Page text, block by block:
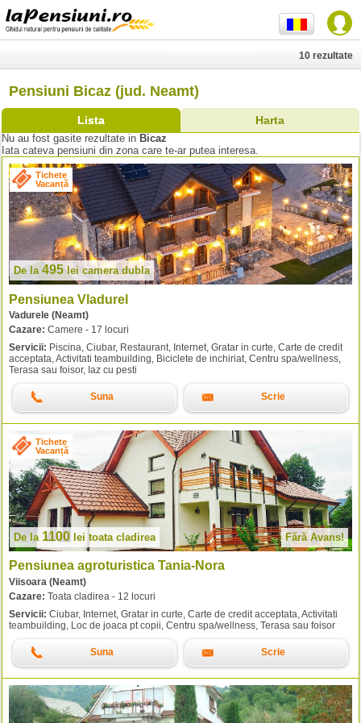
Pensiuni Bicaz (jud. Neamt)
Lista Harta
10 rezultate
Nu au fost gasite rezultate in Bicaz
Iata cateva pensiuni din zona care te-ar putea interesa.
Tichete
Vacanță
De la 495 lei camera dubla
Pensiunea Vladurel
Vadurele (Neamt)
Cazare: Camere - 17 locuri
Servicii: Piscina, Ciubar, Restaurant, Internet, Gratar in curte, Carte de credit
acceptata, Activitati teambuilding, Biciclete de inchiriat, Centru spa/wellness,
Terasa sau foisor, Iaz cu pesti
Suna Scrie
Tichete
Vacanță
De la 1100 lei toata cladirea Fără Avans!
Pensiunea agroturistica Tania-Nora
Viisoara (Neamt)
Cazare: Toata cladirea - 12 locuri
Servicii: Ciubar, Internet, Gratar in curte, Carte de credit acceptata, Activitati
teambuilding, Loc de joaca pt copii, Centru spa/wellness, Terasa sau foisor
Suna Scrie